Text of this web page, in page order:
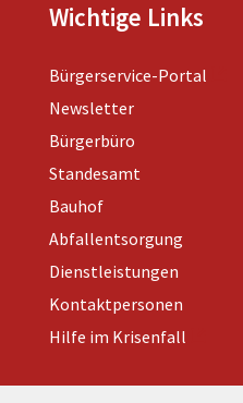
Wichtige Links
Bürgerservice-Portal
Newsletter
Bürgerbüro
Standesamt
Bauhof
Abfallentsorgung
Dienstleistungen
Kontaktpersonen
Hilfe im Krisenfall